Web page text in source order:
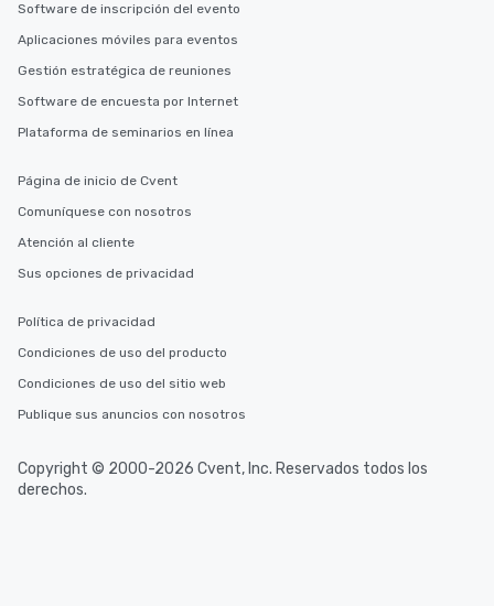
Software de inscripción del evento
Aplicaciones móviles para eventos
Gestión estratégica de reuniones
Software de encuesta por Internet
Plataforma de seminarios en línea
Página de inicio de Cvent
Comuníquese con nosotros
Atención al cliente
Sus opciones de privacidad
Política de privacidad
Condiciones de uso del producto
Condiciones de uso del sitio web
Publique sus anuncios con nosotros
Copyright © 2000-2026 Cvent, Inc. Reservados todos los
derechos.